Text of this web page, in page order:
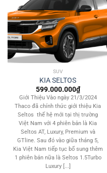
SUV
KIA SELTOS
599.000.000₫
Giới Thiệu Vào ngày 21/3/2024
Thaco đã chính thức giới thiệu Kia
Seltos thế hệ mới tại thị trường
Việt Nam với 4 phiên bản là Kia
Seltos AT, Luxury, Premium và
GTline. Sau đó vào giữa tháng 5,
Kia Việt Nam tiếp tục bổ sung thêm
1 phiên bản nữa là Seltos 1.5Turbo
Luxury [...]